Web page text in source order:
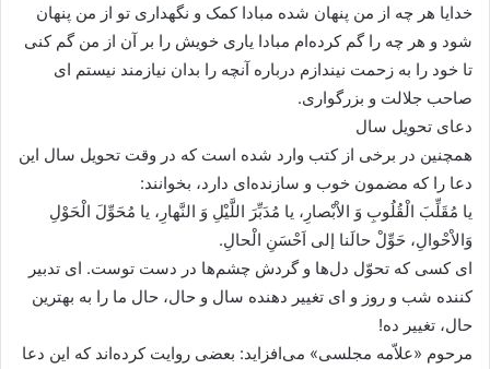
خدایا هر چه از من پنهان شده مبادا کمک و نگهدارى تو از من پنهان
شود و هر چه را گم کرده‌ام مبادا یارى خویش را بر آن از من گم کنى
تا خود را به زحمت نیندازم درباره آنچه را بدان نیازمند نیستم اى
صاحب جلالت و بزرگوارى.
دعای تحویل سال
همچنین در برخى از کتب وارد شده است که در وقت تحویل سال این
دعا را که مضمون خوب و سازنده‌اى دارد، بخوانند:
یا مُقَلِّبَ الْقُلُوبِ وَ الاْبْصارِ، یا مُدَبِّرَ اللَّیْلِ وَ النَّهارِ، یا مُحَوِّلَ الْحَوْلِ
وَالاْحْوالِ، حَوِّلْ حالَنا إلى اَحْسَنِ الْحالِ.
اى کسى که تحوّل دل‌ها و گردش چشم‌ها در دست توست. اى تدبیر
کننده شب و روز و اى تغییر دهنده سال و حال، حال ما را به بهترین
حال، تغییر ده!
مرحوم «علاّمه مجلسى» مى‌افزاید: بعضى روایت کرده‌اند که این دعا